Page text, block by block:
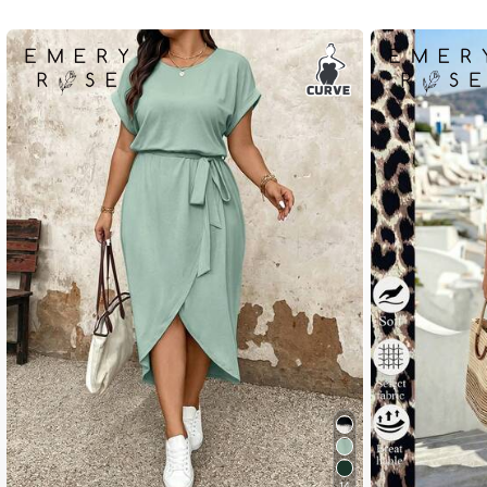
4.73
649K Volgers
4.73
649K Volgers